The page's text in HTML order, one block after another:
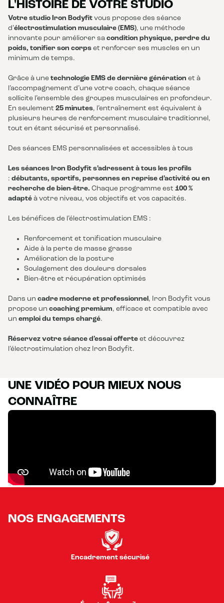
L'HISTOIRE DE VOTRE STUDIO
Votre studio Iron Bodyfit vous propose des séance
d’électrostimulation musculaire (EMS), une méthode
innovante pour améliorer sa condition physique, perdre du
poids, tonifier son corps et renforcer ses muscles en un
minimum de temps.
Grâce à une technologie EMS de dernière génération et à
l’accompagnement d’une votre coach, chaque séance
sollicite l’ensemble des groupes musculaires en profondeur.
En seulement 25 minutes, l’entraînement est équivalent à
plusieurs heures de renforcement musculaire traditionnel,
tout en étant sécurisé et personnalisé.
Des séances EMS personnalisées et accessibles à tous
Les séances Iron Bodyfit s’adressent à tous les profils
: débutants, sportifs, personnes en reprise d’activité ou en
recherche de bien-être. Chaque programme est 100 %
adapté à votre niveau, vos objectifs et vos capacités.
Les bénéfices de l’électrostimulation EMS :
Renforcement et tonification musculaire
Aide à la perte de masse grasse
Amélioration de la posture
Soulagement des douleurs dorsales
Bien-être et récupération optimisés
Dans un cadre moderne et professionnel , Iron Bodyfit vous
propose un coaching premium, efficace et compatible avec
un emploi du temps chargé.
Réservez votre séance d’essai offerte et découvrez
l’électrostimulation chez Iron Bodyfit.
UNE VIDÉO POUR MIEUX NOUS
CONNAÎTRE
NOS ENGAGEMENTS
Encadrement sécurisé